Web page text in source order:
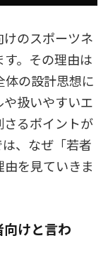
のスポーツネ
。その理由は
体の設計思想に
扱いやすいエ
さるポイントが
、なぜ「若者
を見ていきま
けと言わ